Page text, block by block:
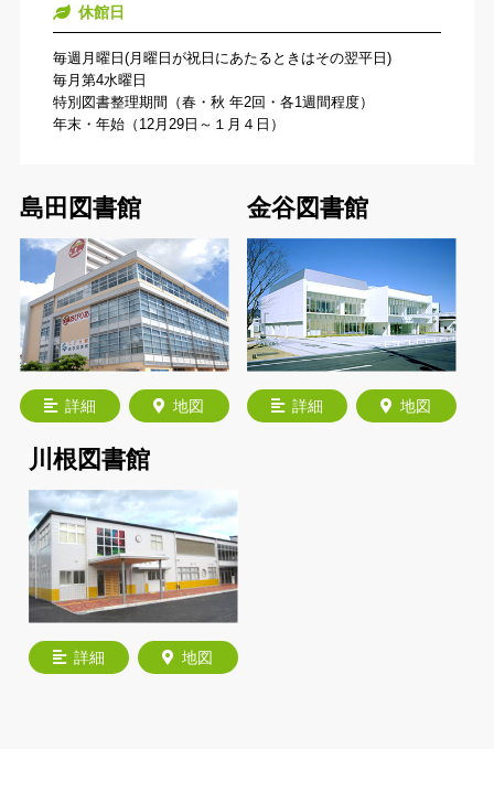
休館日
毎週月曜日(月曜日が祝日にあたるときはその翌平日)
毎月第4水曜日
特別図書整理期間（春・秋 年2回・各1週間程度）
年末・年始（12月29日～１月４日）
詳細 地図
島田図書館
詳細 地図
金谷図書館
詳細 地図
川根図書館